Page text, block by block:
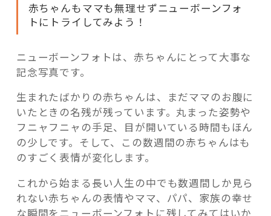
赤ちゃんもママも無理せずニューボーンフォ
トにトライしてみよう！
ニューボーンフォトは、赤ちゃんにとって大事な
記念写真です。
生まれたばかりの赤ちゃんは、まだママのお腹に
いたときの名残が残っています。丸まった姿勢や
フニャフニャの手足、目が開いている時間もほん
の少しです。そして、この数週間の赤ちゃんはも
のすごく表情が変化します。
これから始まる長い人生の中でも数週間しか見ら
れない赤ちゃんの表情やママ、パパ、家族の幸せ
な瞬間をニューボーンフォトに残してみてはいか